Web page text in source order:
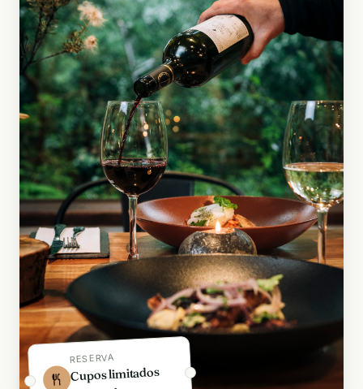
RESERVA
Cupos limitados